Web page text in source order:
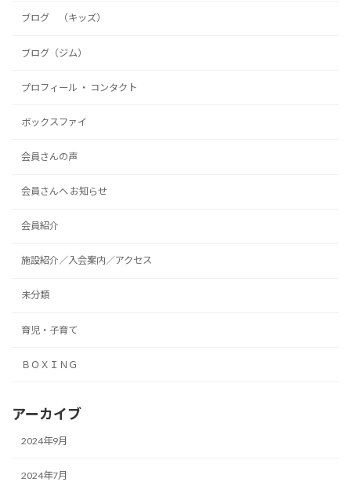
ブログ （キッズ）
ブログ（ジム）
プロフィール ・ コンタクト
ボックスファイ
会員さんの声
会員さんへ お知らせ
会員紹介
施設紹介／入会案内／アクセス
未分類
育児・子育て
ＢＯＸＩＮＧ
アーカイブ
2024年9月
2024年7月